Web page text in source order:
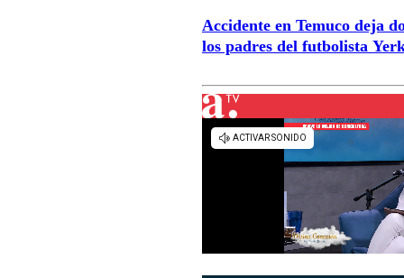
Accidente en Temuco deja
los padres del futbolista